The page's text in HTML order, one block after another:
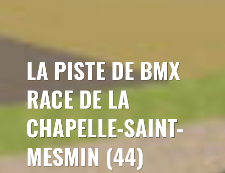
LA PISTE DE BMX
RACE DE LA
CHAPELLE-SAINT-
MESMIN (44)